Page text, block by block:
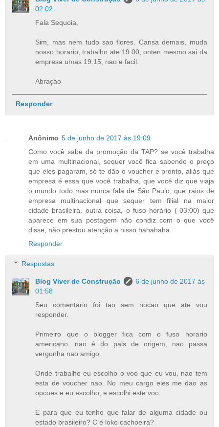
02:02
Fala Sequoia,
Sim, mas nem tudo sao flores. Cansa demais, muda
nosso horario, trabalho ate 19:00, onten mesmo sai da
empresa umas 19:15, nao e facil.
Abraçao
Responder
Anônimo 5 de junho de 2017 às 19:09
Como você sabe da promoção da TAP? se você trabalha
em uma multinacional, sequer você fica sabendo o preço
que eles pagaram, só te dão o voucher e pronto, aliás que
empresa é essa que você trabalha, que você diz que viaja
o mundo todo mas nunca fala de São Paulo, que raios de
empresa multinacional que sequer tem filial na maior
cidade brasileira, outra coisa, o fuso horário (-03:00) que
aparece em sua postagem não condiz com o que você
disse, não prestou atenção a nisso hahahaha
Responder
Respostas
Blog Viver de Construção
6 de junho de 2017 às
01:58
Seu comentario foi tao sem nocao que ate vou
responder.
Primeiro que o blogger fica com o fuso horario
americano, nao é do pais de origem, nao passa
vergonha nao amigo.
Onde trabalho eu escolho o voo que eu vou, nao tem
esta de voucher nao. No meu cargo eles me dao as
opcoes e eu escolho, e escolhi este voo.
E para que eu tenho que falar de alguma cidade ou
estado brasileiro? C é loko cachoeira?